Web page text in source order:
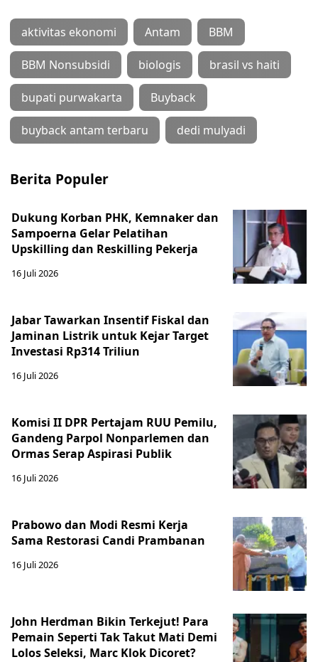
aktivitas ekonomi Antam BBM
BBM Nonsubsidi biologis brasil vs haiti
bupati purwakarta Buyback
buyback antam terbaru dedi mulyadi
Berita Populer
Dukung Korban PHK, Kemnaker dan
Sampoerna Gelar Pelatihan
Upskilling dan Reskilling Pekerja
16 Juli 2026
Jabar Tawarkan Insentif Fiskal dan
Jaminan Listrik untuk Kejar Target
Investasi Rp314 Triliun
16 Juli 2026
Komisi II DPR Pertajam RUU Pemilu,
Gandeng Parpol Nonparlemen dan
Ormas Serap Aspirasi Publik
16 Juli 2026
Prabowo dan Modi Resmi Kerja
Sama Restorasi Candi Prambanan
16 Juli 2026
John Herdman Bikin Terkejut! Para
Pemain Seperti Tak Takut Mati Demi
Lolos Seleksi, Marc Klok Dicoret?